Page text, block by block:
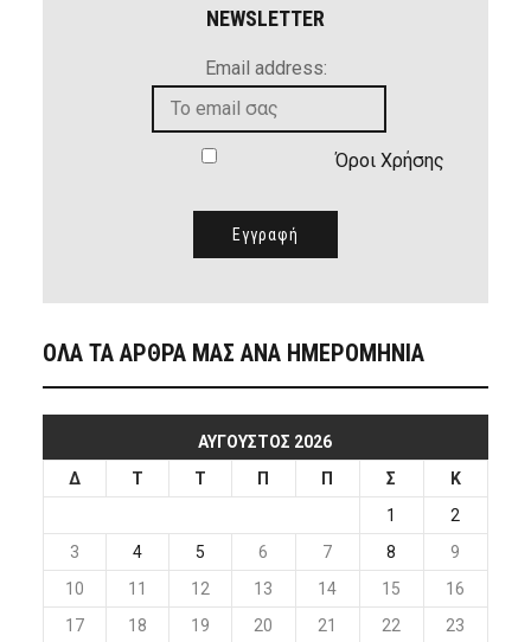
NEWSLETTER
Email address:
Όροι Χρήσης
ΟΛΑ ΤΑ ΑΡΘΡΑ ΜΑΣ ΑΝΑ ΗΜΕΡΟΜΗΝΙΑ
ΑΎΓΟΥΣΤΟΣ 2026
Δ
Τ Τ Π Π Σ
Κ
1
2
3
4 5 6 7 8
9
10
11 12 13 14 15
16
17
18 19 20 21 22 23